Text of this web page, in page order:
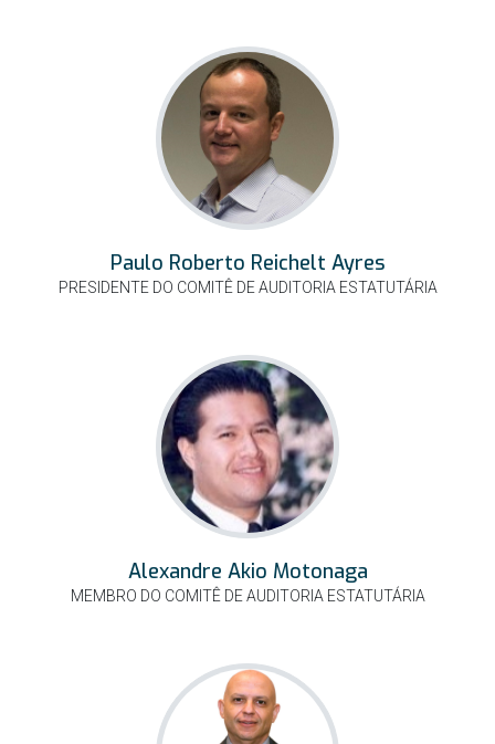
Paulo Roberto Reichelt Ayres
PRESIDENTE DO COMITÊ DE AUDITORIA ESTATUTÁRIA
​Alexandre Akio Motonaga
MEMBRO DO COMITÊ DE AUDITORIA ESTATUTÁRIA